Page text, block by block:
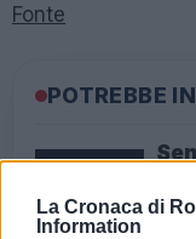
La Cronaca di
Information
Fonte
POTREBBE